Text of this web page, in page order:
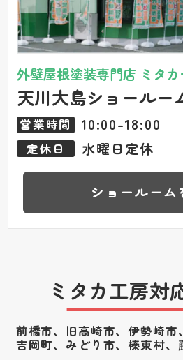
外壁屋根塗装専門店 ミタ
天川大島ショールー
営業時間 10:00-18:00
定休日 水曜日定休
ショールーム
ミタカ工房対
前橋市、旧高崎市、伊勢崎市
吉岡町、みどり市、榛東村、